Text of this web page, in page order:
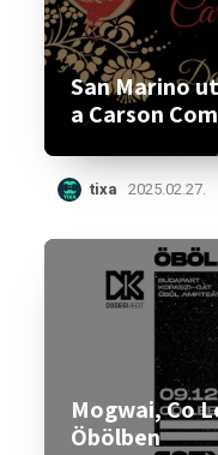
San Marino
a Carson
tixa 2025.02.27.
Mogwai, Co
Öbölben